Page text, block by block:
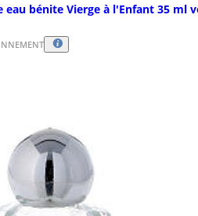
eau bénite Vierge à l'Enfant 35 ml